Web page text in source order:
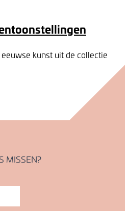
kunst uit de collectie
MISSEN?